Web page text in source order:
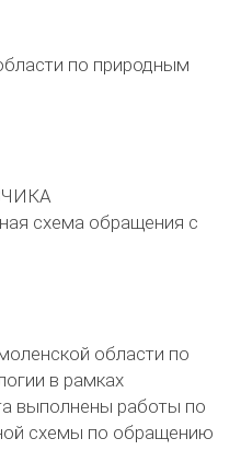
по природным
схема обращения с
области по
в рамках
выполнены работы по
схемы по обращению